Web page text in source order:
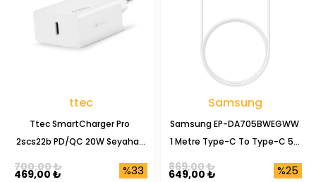
ttec
Ttec SmartCharger Pro
2scs22b PD/QC 20W Seyahat
%33
469,00 ₺
700,00 ₺
Samsung
Samsung EP-DA705BWEGWW
1 Metre Type-C To Type-C 5A
%25
649,00 ₺
869,00 ₺